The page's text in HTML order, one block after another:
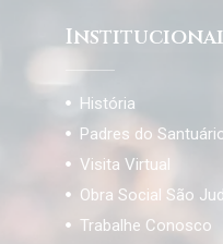
História
Padres do
Visita Virtual
Obra Social São
Trabalhe Conosco